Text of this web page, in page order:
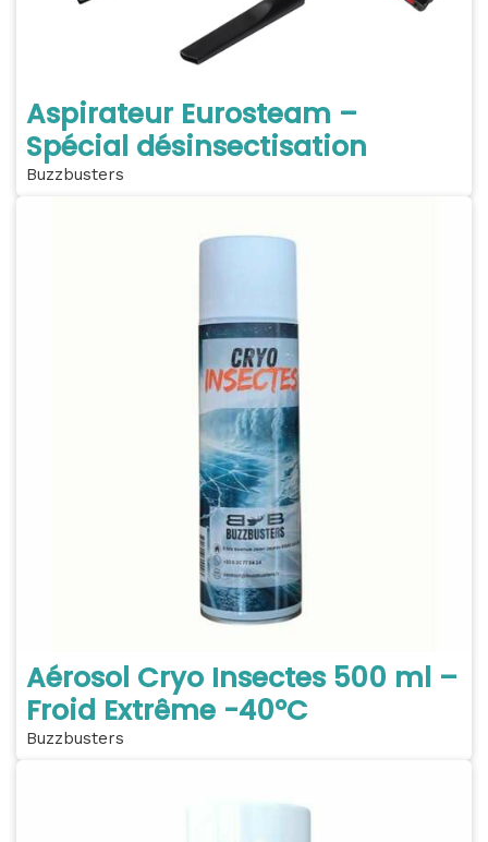
Aspirateur Eurosteam –
Spécial désinsectisation
Buzzbusters
Aérosol Cryo Insectes 500 ml –
Froid Extrême -40°C
Buzzbusters